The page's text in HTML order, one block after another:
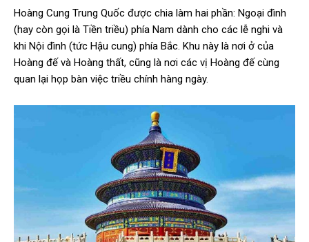
Hoàng Cung Trung Quốc được chia làm hai phần: Ngoại đình
(hay còn gọi là Tiền triều) phía Nam dành cho các lễ nghi và
khi Nội đình (tức Hậu cung) phía Bắc. Khu này là nơi ở của
Hoàng đế và Hoàng thất, cũng là nơi các vị Hoàng đế cùng
quan lại họp bàn việc triều chính hàng ngày.